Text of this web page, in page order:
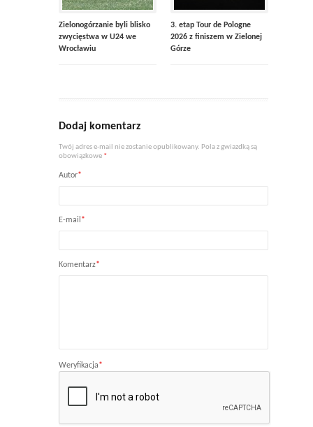
Zielonogórzanie byli blisko
zwycięstwa w U24 we
Wrocławiu
3. etap Tour de Pologne
2026 z finiszem w Zielonej
Górze
Dodaj komentarz
Twój adres e-mail nie zostanie opublikowany. Pola z gwiazdką są
obowiązkowe *
Autor*
E-mail*
Komentarz*
Weryfikacja*